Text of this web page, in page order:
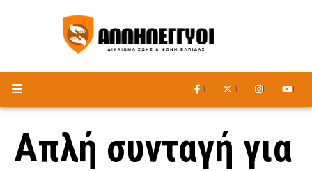
ΑΚΟΥΣΤΕ ΤΟ ΡΑΔΙΟΦΩΝΟ
Απλή συνταγή για